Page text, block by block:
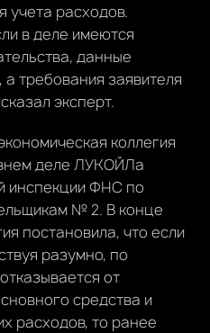
учета расходов.
в деле имеются
данные
требования заявителя
эксперт.
коллегия
деле ЛУКОЙЛа
инспекции ФНС по
№ 2. В конце
постановила, что если
разумно, по
от
средства и
расходов, то ранее